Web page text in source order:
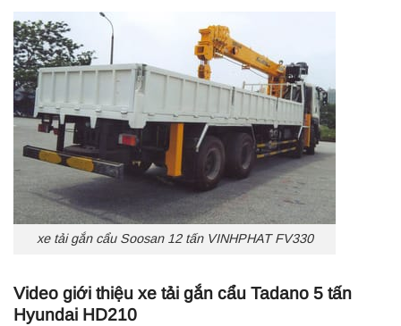
xe tải gắn cẩu Soosan 12 tấn VINHPHAT FV330
Video giới thiệu xe tải gắn cẩu Tadano 5 tấn
Hyundai HD210